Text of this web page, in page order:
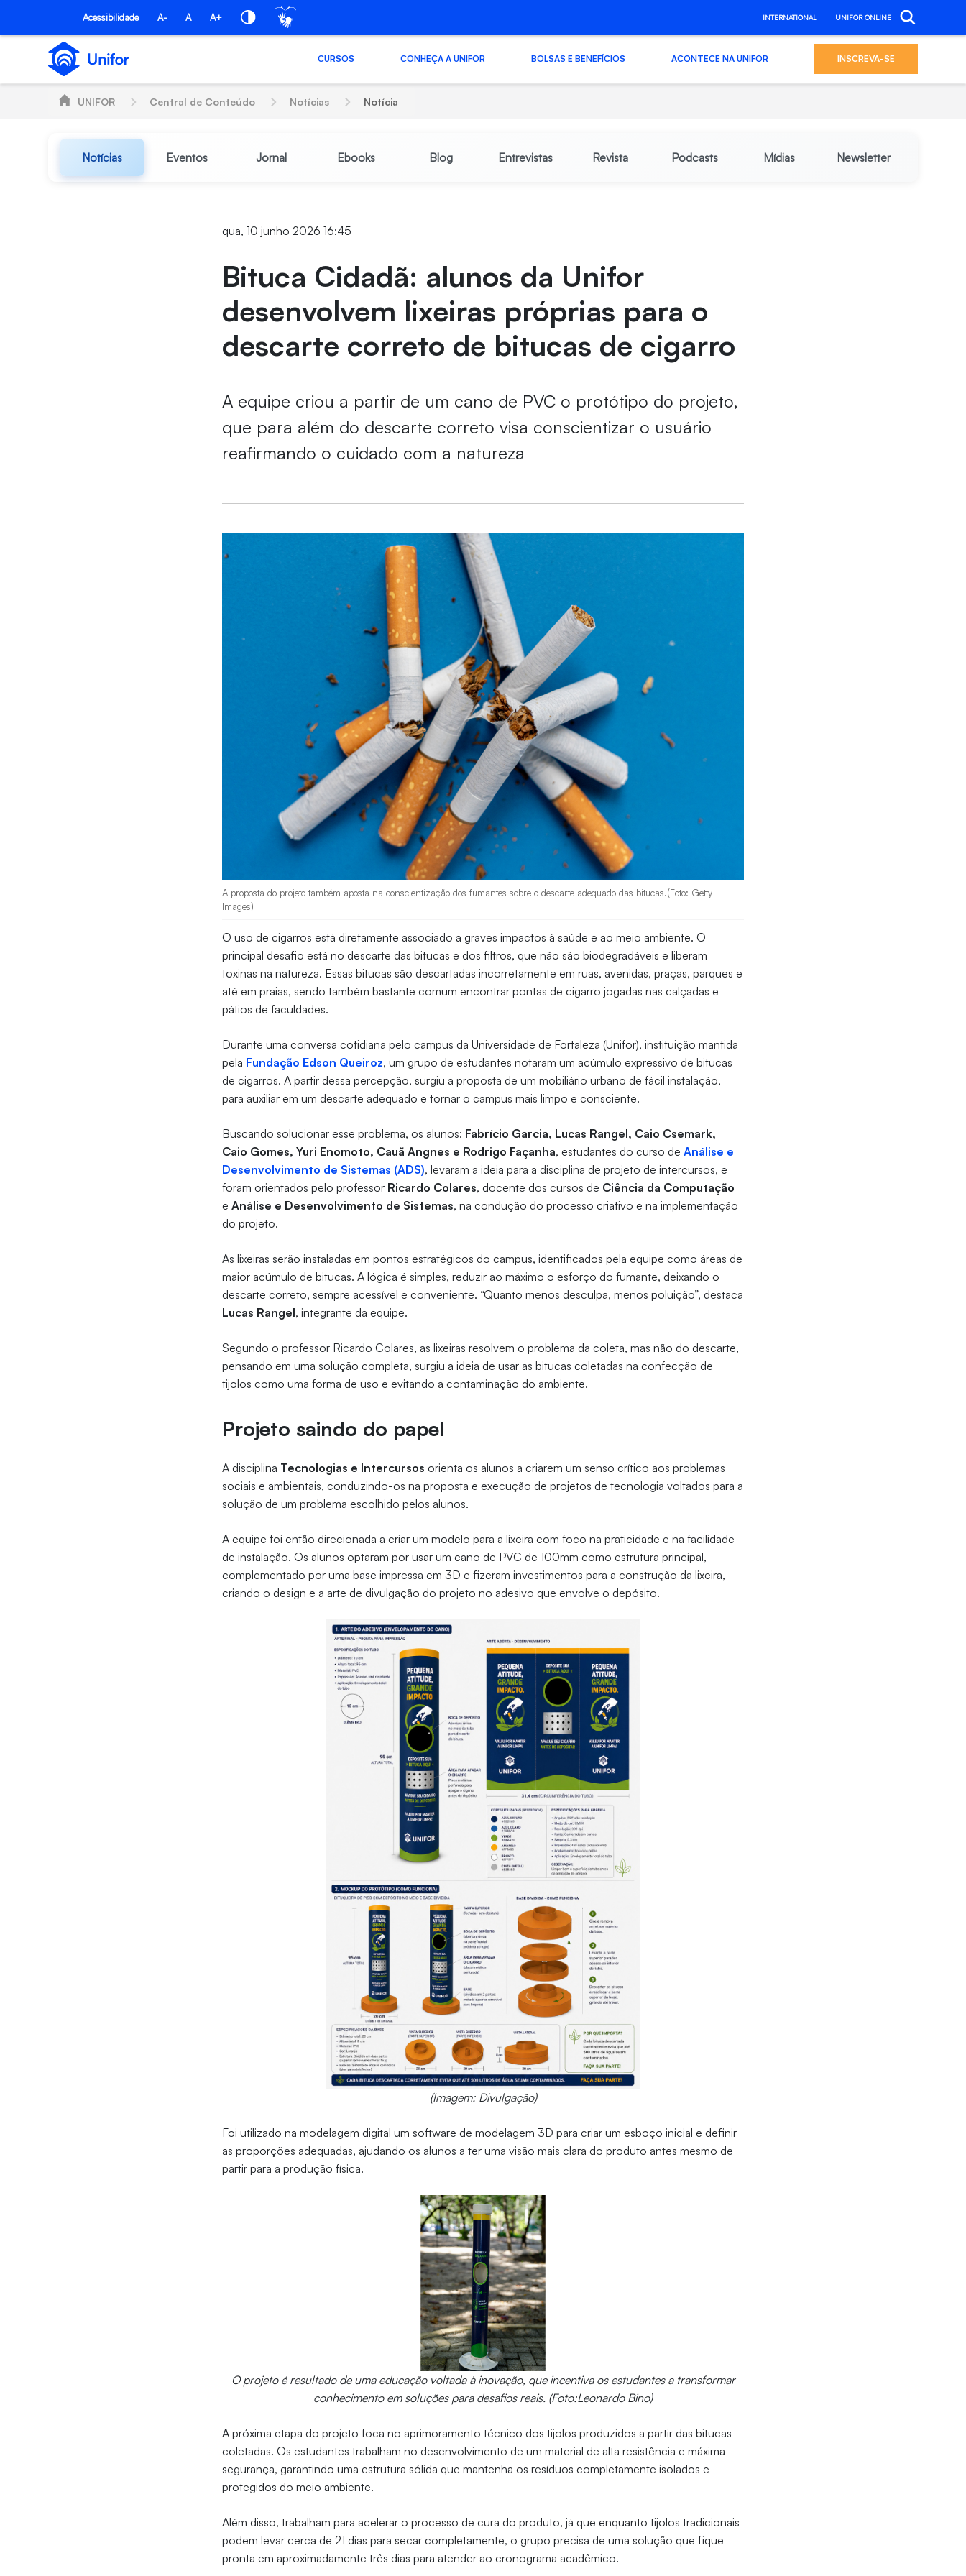
Pular para o Conteúdo principal
Acessibilidade A- A A+ INTERNATIONAL UNIFOR ONLINE
CURSOS CONHEÇA A UNIFOR BOLSAS E BENEFÍCIOS ACONTECE NA UNIFOR INSCREVA-SE
UNIFOR Central de Conteúdo Notícias Notícia
Notícias Eventos Jornal Ebooks Blog Entrevistas Revista Podcasts Mídias Newsletter
qua, 10 junho 2026 16:45
Bituca Cidadã: alunos da Unifor
desenvolvem lixeiras próprias para o
descarte correto de bitucas de cigarro
A equipe criou a partir de um cano de PVC o protótipo do projeto,
que para além do descarte correto visa conscientizar o usuário
reafirmando o cuidado com a natureza
A proposta do projeto também aposta na conscientização dos fumantes sobre o descarte adequado das bitucas.(Foto: Getty
Images)
O uso de cigarros está diretamente associado a graves impactos à saúde e ao meio ambiente. O
principal desafio está no descarte das bitucas e dos filtros, que não são biodegradáveis e liberam
toxinas na natureza. Essas bitucas são descartadas incorretamente em ruas, avenidas, praças, parques e
até em praias, sendo também bastante comum encontrar pontas de cigarro jogadas nas calçadas e
pátios de faculdades.
Durante uma conversa cotidiana pelo campus da Universidade de Fortaleza (Unifor), instituição mantida
pela Fundação Edson Queiroz, um grupo de estudantes notaram um acúmulo expressivo de bitucas
de cigarros. A partir dessa percepção, surgiu a proposta de um mobiliário urbano de fácil instalação,
para auxiliar em um descarte adequado e tornar o campus mais limpo e consciente.
Buscando solucionar esse problema, os alunos: Fabrício Garcia, Lucas Rangel, Caio Csemark,
Caio Gomes, Yuri Enomoto, Cauã Angnes e Rodrigo Façanha, estudantes do curso deAnálise e
Desenvolvimento de Sistemas (ADS), levaram a ideia para a disciplina de projeto de intercursos, e
foram orientados pelo professor Ricardo Colares, docente dos cursos de Ciência da Computação
eAnálise e Desenvolvimento de Sistemas, na condução do processo criativo e na implementação
do projeto.
As lixeiras serão instaladas em pontos estratégicos do campus, identificados pela equipe como áreas de
maior acúmulo de bitucas. A lógica é simples, reduzir ao máximo o esforço do fumante, deixando o
descarte correto, sempre acessível e conveniente. “Quanto menos desculpa, menos poluição”, destaca
Lucas Rangel, integrante da equipe.
Segundo o professor Ricardo Colares, as lixeiras resolvem o problema da coleta, mas não do descarte,
pensando em uma solução completa, surgiu a ideia de usar as bitucas coletadas na confecção de
tijolos como uma forma de uso e evitando a contaminação do ambiente.
Projeto saindo do papel
A disciplina Tecnologias e Intercursos orienta os alunos a criarem um senso crítico aos problemas
sociais e ambientais, conduzindo-os na proposta e execução de projetos de tecnologia voltados para a
solução de um problema escolhido pelos alunos.
A equipe foi então direcionada a criar um modelo para a lixeira com foco na praticidade e na facilidade
de instalação. Os alunos optaram por usar um cano de PVC de 100mm como estrutura principal,
complementado por uma base impressa em 3D e fizeram investimentos para a construção da lixeira,
criando o design e a arte de divulgação do projeto no adesivo que envolve o depósito.
(Imagem: Divulgação)
Foi utilizado na modelagem digital um software de modelagem 3D para criar um esboço inicial e definir
as proporções adequadas, ajudando os alunos a ter uma visão mais clara do produto antes mesmo de
partir para a produção física.
O projeto é resultado de uma educação voltada à inovação, que incentiva os estudantes a transformar
conhecimento em soluções para desafios reais. (Foto:Leonardo Bino)
A próxima etapa do projeto foca no aprimoramento técnico dos tijolos produzidos a partir das bitucas
coletadas. Os estudantes trabalham no desenvolvimento de um material de alta resistência e máxima
segurança, garantindo uma estrutura sólida que mantenha os resíduos completamente isolados e
protegidos do meio ambiente.
Além disso, trabalham para acelerar o processo de cura do produto, já que enquanto tijolos tradicionais
podem levar cerca de 21 dias para secar completamente, o grupo precisa de uma solução que fique
pronta em aproximadamente três dias para atender ao cronograma acadêmico.